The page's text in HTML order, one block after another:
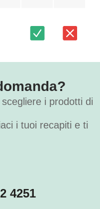
i prodotti di
i tuoi recapiti e ti
4251